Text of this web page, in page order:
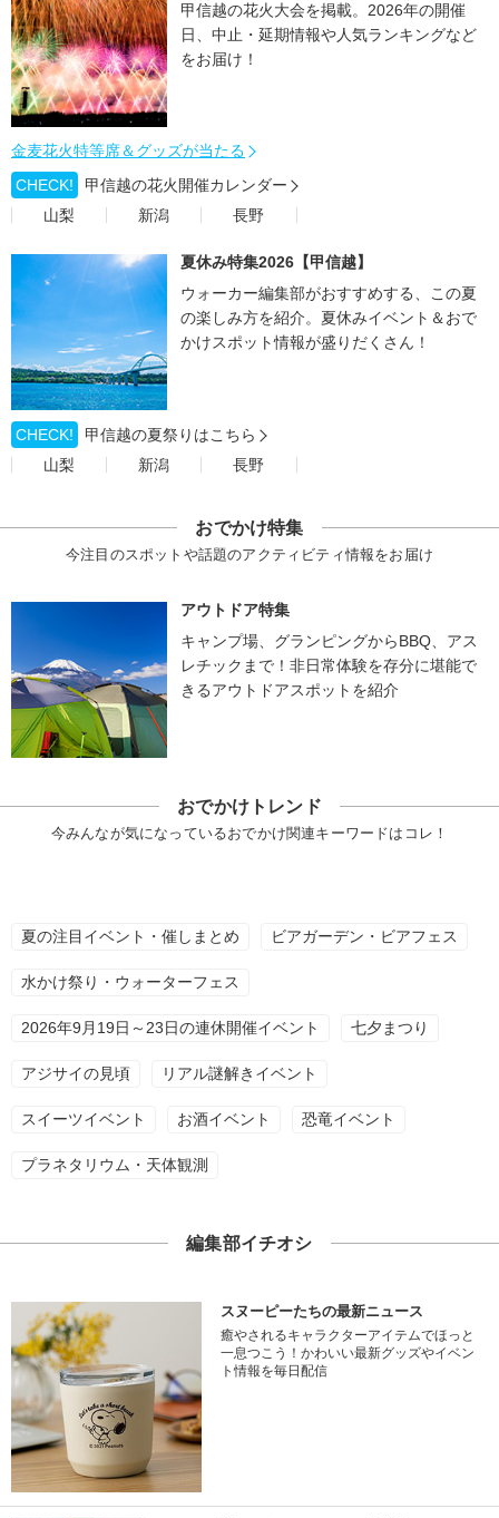
甲信越の花火大会を掲載。2026年の開催
日、中止・延期情報や人気ランキングなど
をお届け！
金麦花火特等席＆グッズが当たる
CHECK!
甲信越の花火開催カレンダー
山梨
新潟 長野
夏休み特集2026【甲信越】
ウォーカー編集部がおすすめする、この夏
の楽しみ方を紹介。夏休みイベント＆おで
かけスポット情報が盛りだくさん！
CHECK!
甲信越の夏祭りはこちら
山梨
新潟 長野
おでかけ特集
今注目のスポットや話題のアクティビティ情報をお届け
アウトドア特集
キャンプ場、グランピングからBBQ、アス
レチックまで！非日常体験を存分に堪能で
きるアウトドアスポットを紹介
おでかけトレンド
今みんなが気になっているおでかけ関連キーワードはコレ！
夏の注目イベント・催しまとめ ビアガーデン・ビアフェス
水かけ祭り・ウォーターフェス
2026年9月19日～23日の連休開催イベント 七夕まつり
アジサイの見頃 リアル謎解きイベント
スイーツイベント お酒イベント 恐竜イベント
プラネタリウム・天体観測
編集部イチオシ
スヌーピーたちの最新ニュース
癒やされるキャラクターアイテムでほっと
一息つこう！かわいい最新グッズやイベン
ト情報を毎日配信